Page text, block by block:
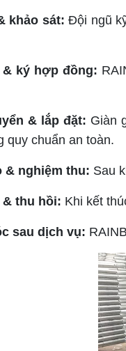
khảo sát: Đội ngũ
& ký hợp đồng:
& lắp đặt: Giàn
quy chuẩn an toàn.
& nghiệm thu: Sau
thu hồi: Khi kết
sau dịch vụ: